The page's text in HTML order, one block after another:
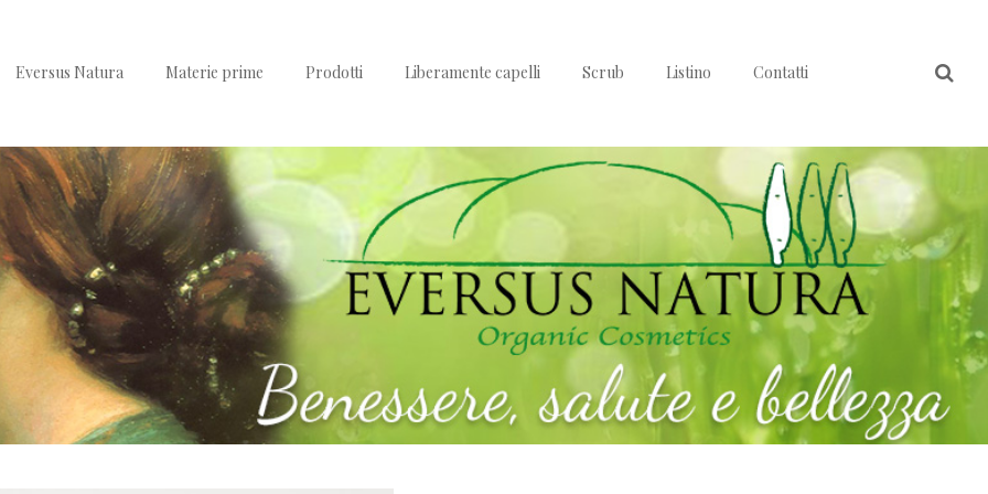
Eversus Natura Materie prime Prodotti Liberamente capelli Scrub Listino Contatti